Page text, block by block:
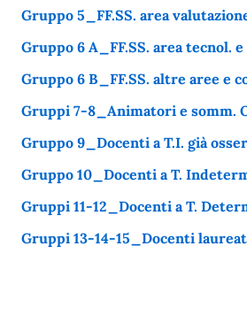
Gruppo 5_FF.SS. area
Gruppo 6 A_FF.SS. area tecnol.
Gruppo 6 B_FF.SS. altre aree e
Gruppi 7-8_Animatori e somm.
Gruppo 9_Docenti a T.I. già
Gruppo 10_Docenti a T.
Gruppi 11-12_Docenti a T.
Gruppi 13-14-15_Docenti